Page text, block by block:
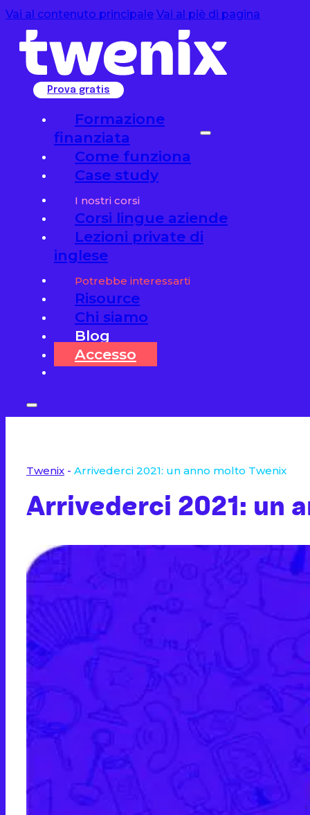
Vai al contenuto principale Vai al piè di pagina
Prova gratis
Formazione
finanziata
Come funziona
Case study
I nostri corsi
Corsi lingue aziende
Lezioni private di
inglese
Potrebbe interessarti
Risource
Chi siamo
Blog
Accesso
Twenix - Arrivederci 2021: un anno molto Twenix
Arrivederci 2021: un